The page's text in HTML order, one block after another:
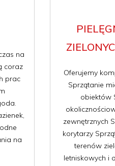
na
coraz
prac
na
Oferujemy
Sprzątanie
obiektów
zewnętrznych
korytarzy
terenów
letniskowych i